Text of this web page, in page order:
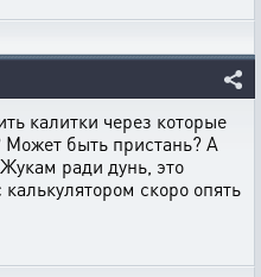
калитки через которые
Может быть пристань? А
ради дунь, это
скоро опять